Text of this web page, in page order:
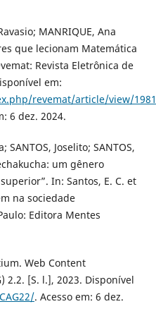
MANRIQUE, Ana
que lecionam Matemática
Revista Eletrônica de
em:
revemat/article/view/
6 dez. 2024.
SANTOS, Joselito; SANTOS,
um gênero
In: Santos, E. C. et
na sociedade
Editora Mentes
Web Content
2.2. [S. l.], 2023. Disponível
. Acesso em: 6 dez.